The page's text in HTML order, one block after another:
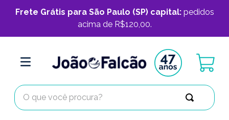
Frete Grátis para São Paulo (SP) capital:pedidos
acima de R$120,00.
O que você procura?